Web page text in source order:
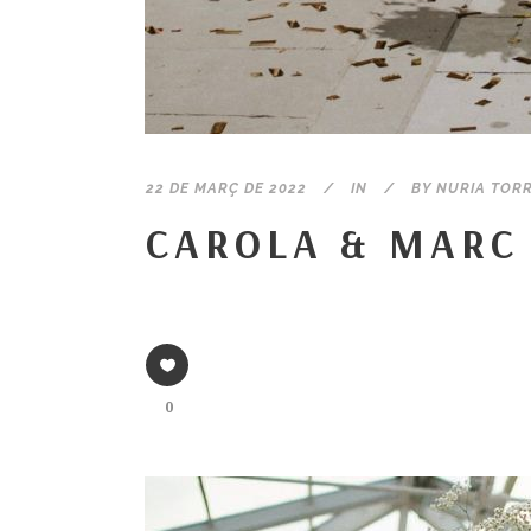
22 DE MARÇ DE 2022 IN BY NURIA
CAROLA & MARC
0